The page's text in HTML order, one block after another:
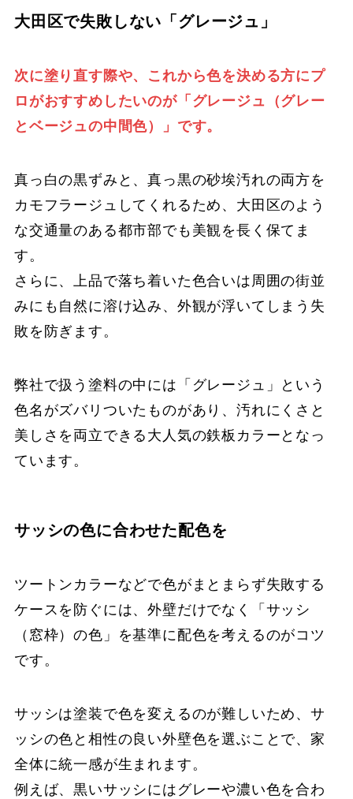
大田区で失敗しない「グレージュ」
次に塗り直す際や、これから色を決める方にプ
ロがおすすめしたいのが「グレージュ（グレー
とベージュの中間色）」です。
真っ白の黒ずみと、真っ黒の砂埃汚れの両方を
カモフラージュしてくれるため、大田区のよう
な交通量のある都市部でも美観を長く保てま
す。
さらに、上品で落ち着いた色合いは周囲の街並
みにも自然に溶け込み、外観が浮いてしまう失
敗を防ぎます。
弊社で扱う塗料の中には「グレージュ」という
色名がズバリついたものがあり、汚れにくさと
美しさを両立できる大人気の鉄板カラーとなっ
ています。
サッシの色に合わせた配色を
ツートンカラーなどで色がまとまらず失敗する
ケースを防ぐには、外壁だけでなく「サッシ
（窓枠）の色」を基準に配色を考えるのがコツ
です。
サッシは塗装で色を変えるのが難しいため、サ
ッシの色と相性の良い外壁色を選ぶことで、家
全体に統一感が生まれます。
例えば、黒いサッシにはグレーや濃い色を合わ